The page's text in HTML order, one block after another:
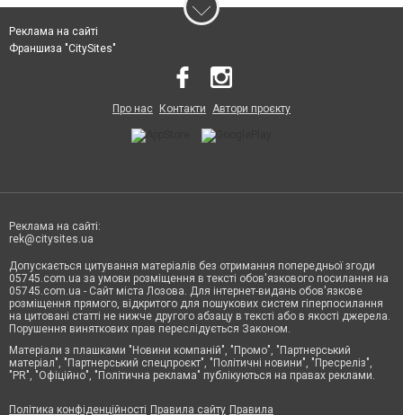
Реклама на сайті
Франшиза "CitySites"
Про нас Контакти Автори проєкту
Реклама на сайті:
rek@citysites.ua
Допускається цитування матеріалів без отримання попередньої згоди
05745.com.ua за умови розміщення в тексті обов'язкового посилання на
05745.com.ua - Сайт міста Лозова. Для інтернет-видань обов'язкове
розміщення прямого, відкритого для пошукових систем гіперпосилання
на цитовані статті не нижче другого абзацу в тексті або в якості джерела.
Порушення виняткових прав переслідується Законом.
Матеріали з плашками "Новини компаній", "Промо", "Партнерський
матеріал", "Партнерський спецпроєкт", "Політичні новини", "Пресреліз",
"PR", "Офіційно", "Політична реклама" публікуються на правах реклами.
Політика конфіденційності Правила сайту Правила